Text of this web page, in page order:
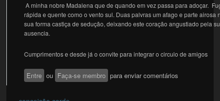
A minha nobre Madalena que de quando em vez passa para adoçar.
rápida e quente como o vento sul. Duas palvras um afago e parte airosa
sua forma castiça de sedução, deixando este coração angustiado pela
ausencia.
Cumprimentos e desde já o convite para integrar o circulo de amigos
Entre ou Faça-se membro para enviar comentários